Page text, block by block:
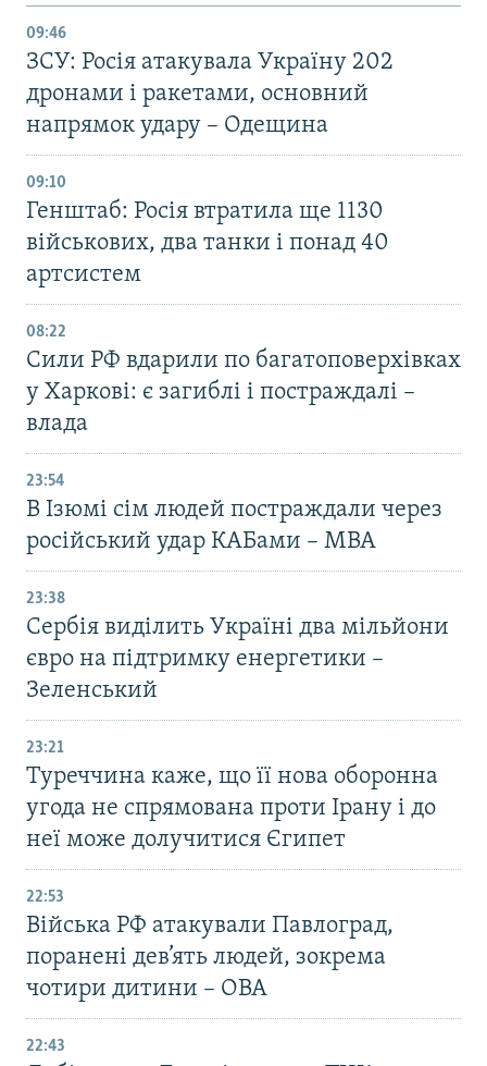
09:46
ЗСУ: Росія атакувала Україну 202
дронами і ракетами, основний
напрямок удару – Одещина
09:10
Генштаб: Росія втратила ще 1130
військових, два танки і понад 40
артсистем
08:22
Сили РФ вдарили по багатоповерхівках
у Харкові: є загиблі і постраждалі –
влада
23:54
В Ізюмі сім людей постраждали через
російський удар КАБами – МВА
23:38
Сербія виділить Україні два мільйони
євро на підтримку енергетики –
Зеленський
23:21
Туреччина каже, що її нова оборонна
угода не спрямована проти Ірану і до
неї може долучитися Єгипет
22:53
Війська РФ атакували Павлоград,
поранені дев’ять людей, зокрема
чотири дитини – ОВА
22:43